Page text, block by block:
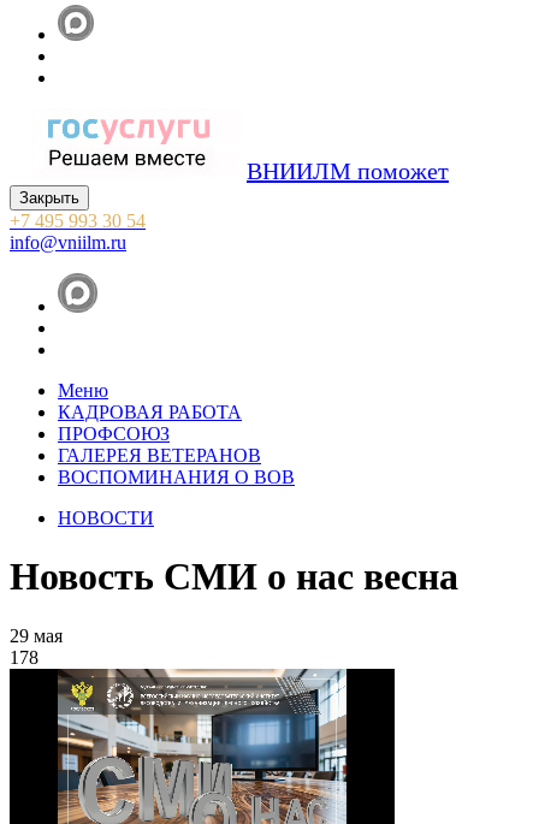
ВНИИЛМ поможет
Закрыть
+7 495 993 30 54
info@vniilm.ru
Меню
КАДРОВАЯ РАБОТА
ПРОФСОЮЗ
ГАЛЕРЕЯ ВЕТЕРАНОВ
ВОСПОМИНАНИЯ О ВОВ
НОВОСТИ
Новость СМИ о нас весна
29 мая
178